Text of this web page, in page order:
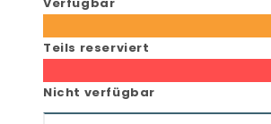
Verfügbar
Teils reserviert
Nicht verfügbar